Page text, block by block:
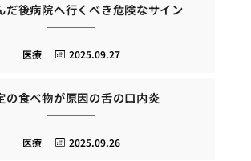
だ後病院へ行くべき危険なサイン
2025.09.27
医療
の食べ物が原因の舌の口内炎
2025.09.26
医療